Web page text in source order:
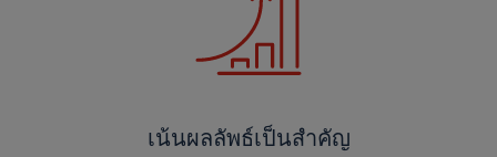
เน้นผลลัพธ์เป็นสำคัญ